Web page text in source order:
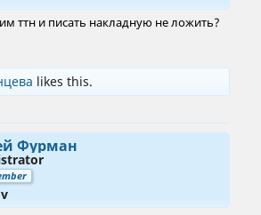
ттн и писать накладную не ложить?
likes this.
Фурман